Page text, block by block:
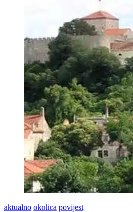
aktualno okolica povijest